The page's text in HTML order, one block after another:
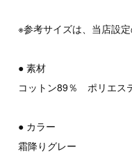
※参考サイズは、当店設
● 素材
コットン89％ ポリエス
● カラー
霜降りグレー